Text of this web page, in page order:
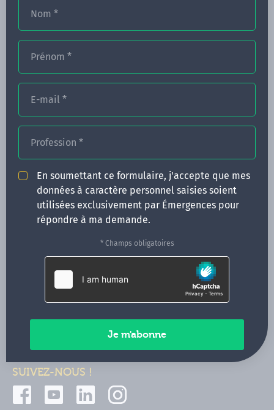
Nom *
Prénom *
E-mail *
Profession *
En soumettant ce formulaire, j'accepte que mes
données à caractère personnel saisies soient
utilisées exclusivement par Émergences pour
répondre à ma demande.
* Champs obligatoires
CONGRÈS
ACTUALITÉS
INFOS PRATIQUES
Qui sommes-nous ?
CONTACT
35000 Rennes
02 99 05 25 47
Contactez-nous
Paiements sécurisés
SUIVEZ-NOUS !